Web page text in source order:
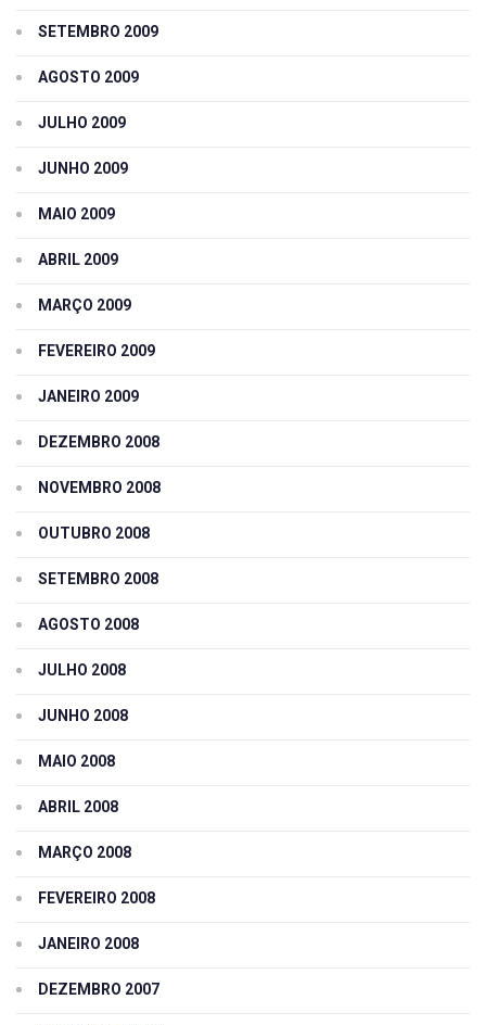
SETEMBRO 2009
AGOSTO 2009
JULHO 2009
JUNHO 2009
MAIO 2009
ABRIL 2009
MARÇO 2009
FEVEREIRO 2009
JANEIRO 2009
DEZEMBRO 2008
NOVEMBRO 2008
OUTUBRO 2008
SETEMBRO 2008
AGOSTO 2008
JULHO 2008
JUNHO 2008
MAIO 2008
ABRIL 2008
MARÇO 2008
FEVEREIRO 2008
JANEIRO 2008
DEZEMBRO 2007